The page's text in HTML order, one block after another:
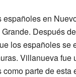
en
Después
los españoles se
Villanueva fue
parte de esta